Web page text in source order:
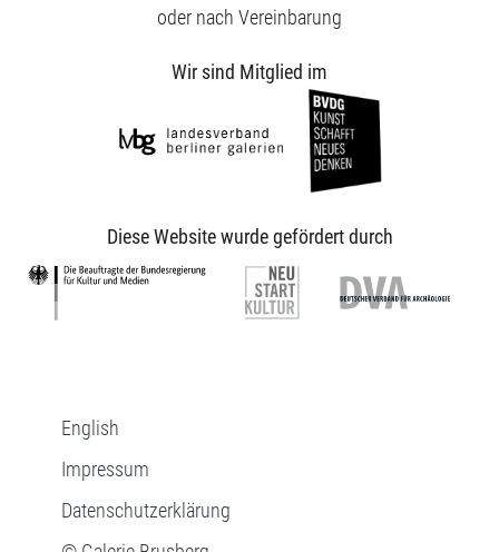
oder nach Vereinbarung
Wir sind Mitglied im
Diese Website wurde gefördert durch
English
Impressum
Datenschutzerklärung